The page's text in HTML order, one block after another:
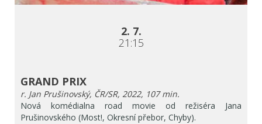
2. 7.
21:15
GRAND PRIX
r. Jan Prušinovský, ČR/SR, 2022, 107 min.
Nová komédialna road movie od režiséra Jana
Prušinovského (Most!, Okresní přebor, Chyby).